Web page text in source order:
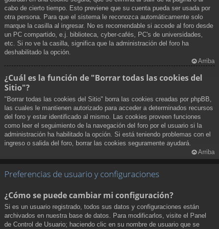
cabo de cierto tiempo. Esto previene que su cuenta pueda ser usada por
otra persona. Para que el sistema le reconozca automáticamente solo
marque la casilla al ingresar. No es recomendable si accede al foro desde
un PC compartido, e.j. biblioteca, cyber-cafés, PC's de universidades,
etc. Si no ve la casilla, significa que la administración del foro ha
deshabilitado la opción.
Arriba
¿Cuál es la función de "Borrar todas las cookies del
Sitio"?
"Borrar todas las cookies del Sitio" borra las cookies creadas por phpBB,
las cuales le mantienen autorizado para acceder a determinados recursos
del foro y estar identificado al mismo. Las cookies proveen funciones
como leer el seguimiento de la navegación del foro por el usuario si la
administración ha habilitado la opción. Si está teniendo problemas con el
ingreso o salida del foro, borrar las cookies seguramente ayudará.
Arriba
Preferencias de usuario y configuraciones
¿Cómo se puede cambiar mi configuración?
Si es un usuario registrado, todos sus datos y configuraciones están
archivados en nuestra base de datos. Para modificarlos, visite el Panel
de Control de Usuario; haciendo clic en su nombre de usuario que se